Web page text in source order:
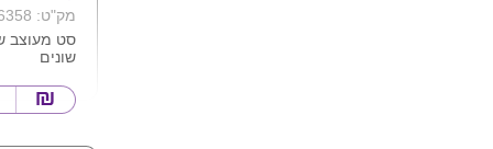
מק"ט: 6358
שונים
הנר
התאורה
מפסק on/off לכל נר